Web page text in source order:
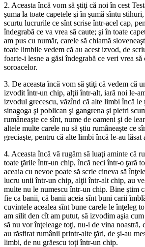
2. Aceasta încă vom să ştiţi că noi în cest
şuma la toate capetele şi în şumă sîntu
scurtu lucrurile ce sînt scrise într-acel cap,
îndegrabă ce va vrea să caute; şi în toate
am pus cu număr, carele să chiamă
toate limbile vedem că au acest izvod, de
foarte-i lesne a găsi îndegrabă ce veri vrea
soroacelor.
3. De aceasta încă vom să ştiţi că vedem că
izvodit într-un chip, alţii într-alt, iară noi le-
izvodul grecescu, văzînd că alte limbi încă le
sinagoga şi poblican şi gangrena şi pietri
rumâneaşte ce sînt, nume de oameni şi de
altele multe carele nu să ştiu rumâneaşte ce
greciaşte, pentru că alte limbi încă le-au lăsat
4. Aceasta încă vă rugăm să luaţi aminte că
toate ţările într-un chip, încă neci într-o ţară
aceaia cu nevoe poate să scrie cineva să
lucru unii într-un chip, alţii într-alt chip, au
multe nu le numescu într-un chip. Bine ştim
fie ca banii, că banii aceia sînt buni carii
cuvintele acealea sînt bune carele le înţeleg
am silit den cît am putut, să izvodim aşia
să nu vor înţeleage toţi, nu-i de vina noastră,
au răsfirat rumânii printr-alte ţări, de şi-au
limbi, de nu grăescu toţi într-un chip.